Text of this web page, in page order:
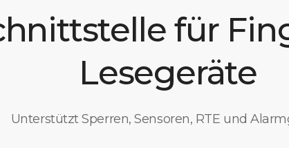
für
Lesegeräte
Unterstützt Sperren, Sensoren, RTE und